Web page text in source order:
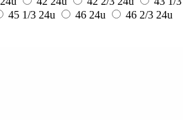
45 1/3 24u 46 24u 46 2/3 24u